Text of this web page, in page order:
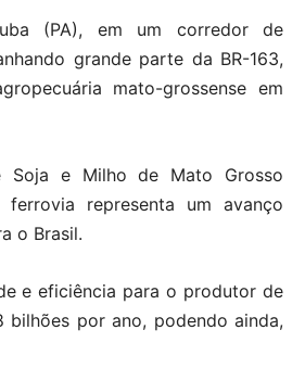
(PA), em um corredor de
grande parte da BR-163,
mato-grossense em
Soja e Milho de Mato Grosso
representa um avanço
o Brasil.
e eficiência para o produtor de
bilhões por ano, podendo ainda,